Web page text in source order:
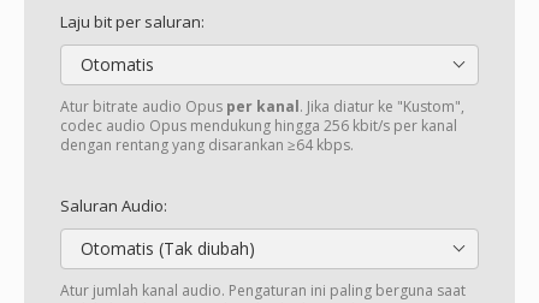
Laju bit per saluran:
Otomatis
Atur bitrate audio Opus per kanal. Jika diatur ke "Kustom",
codec audio Opus mendukung hingga 256 kbit/s per kanal
dengan rentang yang disarankan ≥64 kbps.
Saluran Audio:
Otomatis (Tak diubah)
Atur jumlah kanal audio. Pengaturan ini paling berguna saat